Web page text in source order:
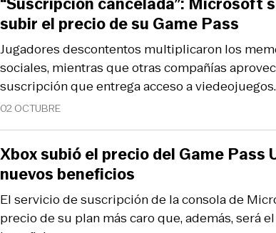
02 OCTUBRE
Jugadores descontentos multiplicaron los
sociales, mientras que otras compañías
suscripción que entrega acceso a viedeojuegos.
subir el precio de su Game Pass
El servicio de suscripción de la consola de
precio de su plan más caro que, además, será
Xbox subió el precio del Game
nuevos beneficios